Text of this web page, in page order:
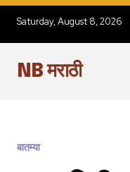
Saturday, August 8, 2026
NB मराठी
बातम्या